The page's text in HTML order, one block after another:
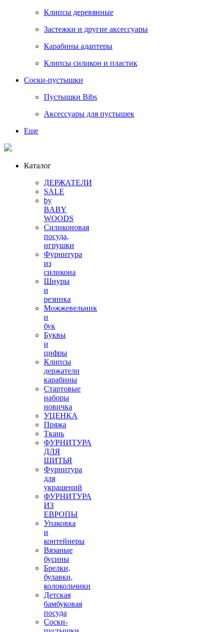
Клипсы деревянные
Застежки и другие аксессуары
Карабины адаптеры
Клипсы силикон и пластик
Соски-пустышки
Пустышки Bibs
Аксессуары для пустышек
Еще
Каталог
ДЕРЖАТЕЛИ
SALE
by
BABY
WOODS
Силиконовая
посуда,
игрушки
Фурнитура
из
силикона
Шнуры
и
резинка
Можжевельник
и
бук
Буквы
и
цифры
Клипсы
держатели
карабины
Стартовые
наборы
новичка
УЦЕНКА
Пряжа
Ткань
ФУРНИТУРА
ДЛЯ
ШИТЬЯ
Фурнитура
для
украшений
ФУРНИТУРА
ИЗ
ЕВРОПЫ
Упаковка
и
контейнеры
Вязаные
бусины
Брелки,
булавки,
колокольчики
Детская
бамбуковая
посуда
Соски-